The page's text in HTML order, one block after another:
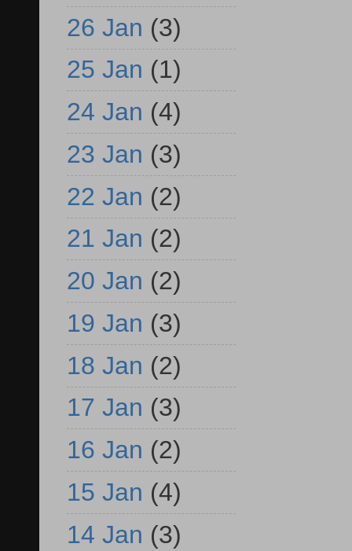
26 Jan (3)
25 Jan (1)
24 Jan (4)
23 Jan (3)
22 Jan (2)
21 Jan (2)
20 Jan (2)
19 Jan (3)
18 Jan (2)
17 Jan (3)
16 Jan (2)
15 Jan (4)
14 Jan (3)